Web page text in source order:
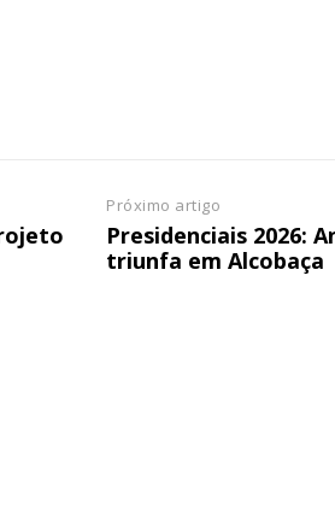
Próximo artigo
Presidenciais 2026:
triunfa em Alcobaça